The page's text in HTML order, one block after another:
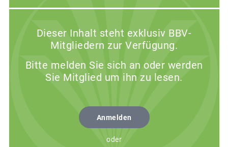
Dieser Inhalt steht exklusiv BBV-
Mitgliedern zur Verfügung.
Bitte melden Sie sich an oder werden
Sie Mitglied um ihn zu lesen.
Anmelden
oder